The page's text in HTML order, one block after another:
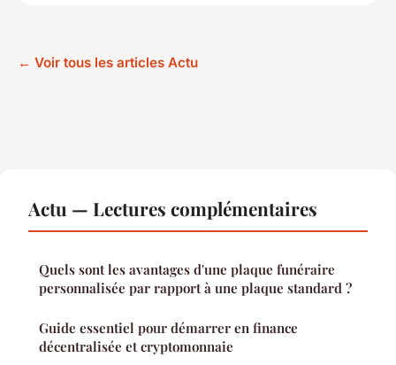
← Voir tous les articles Actu
Actu — Lectures complémentaires
Quels sont les avantages d'une plaque funéraire
personnalisée par rapport à une plaque standard ?
Guide essentiel pour démarrer en finance
décentralisée et cryptomonnaie